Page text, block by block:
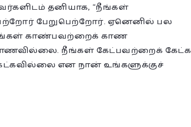
தனியாக, “நீங்கள்
பேறுபெற்றோர். ஏனெனில் பல
காண்பவற்றைக் காண
நீங்கள் கேட்பவற்றைக் கேட்க
என நான் உங்களுக்குச்